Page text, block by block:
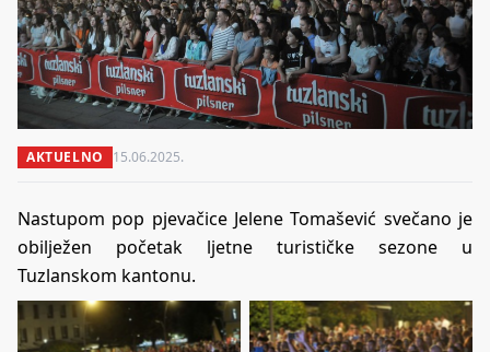
AKTUELNO 15.06.2025.
Nastupom pop pjevačice Jelene Tomašević svečano je
obilježen početak ljetne turističke sezone u
Tuzlanskom kantonu.